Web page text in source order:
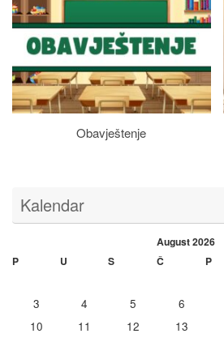
Obavještenje
Kalendar
August 2026
P
U S Č P
3
4 5 6
10
11 12 13